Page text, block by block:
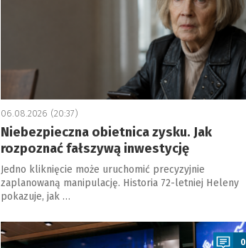
06.08.2026 (20:37)
Niebezpieczna obietnica zysku. Jak
rozpoznać fałszywą inwestycję
Jedno kliknięcie może uruchomić precyzyjnie
zaplanowaną manipulację. Historia 72-letniej Heleny
pokazuje, jak …
a
0